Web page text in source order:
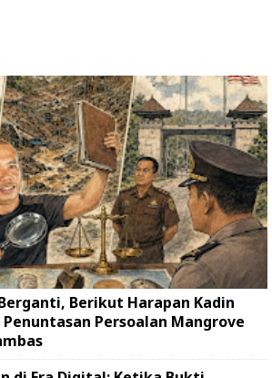
Berikut Harapan Kadin
Persoalan Mangrove